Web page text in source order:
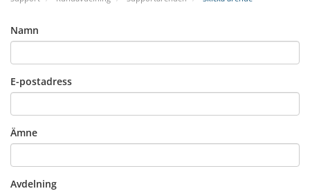
Namn
E-postadress
Ämne
Avdelning